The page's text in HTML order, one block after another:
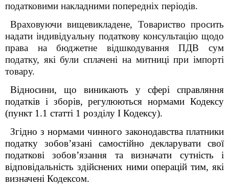
податковими накладними попередніх періодів.
Враховуючи вищевикладене, Товариство просить
надати індивідуальну податкову консультацію щодо
права на бюджетне відшкодування ПДВ сум
податку, які були сплачені на митниці при імпорті
товару.
Відносини, що виникають у сфері справляння
податків і зборів, регулюються нормами Кодексу
(пункт 1.1 статті 1 розділу I Кодексу).
Згідно з нормами чинного законодавства платники
податку зобов’язані самостійно декларувати свої
податкові зобов’язання та визначати сутність і
відповідальність здійснених ними операцій тим, які
визначені Кодексом.